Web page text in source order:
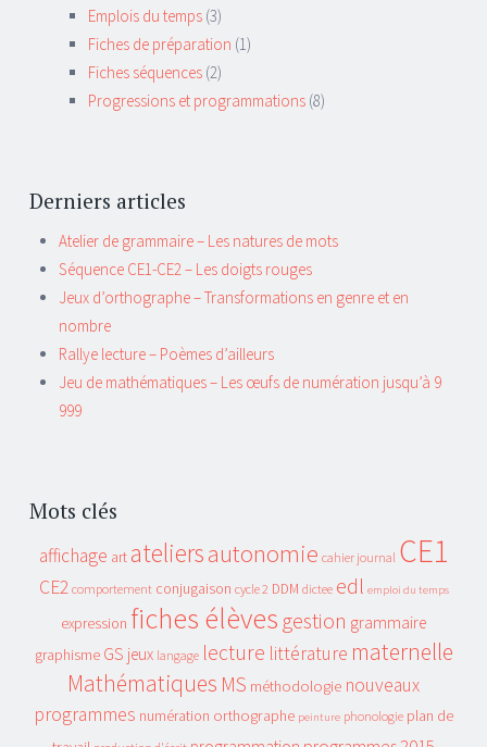
Emplois du temps (3)
Fiches de préparation (1)
Fiches séquences (2)
Progressions et programmations (8)
Derniers articles
Atelier de grammaire – Les natures de mots
Séquence CE1-CE2 – Les doigts rouges
Jeux d’orthographe – Transformations en genre et en
nombre
Rallye lecture – Poèmes d’ailleurs
Jeu de mathématiques – Les œufs de numération jusqu’à 9
999
Mots clés
affichage art ateliersautonomie cahier journal CE1
CE2 comportement conjugaison cycle 2 DDM dictee edl emploi du temps
expression fiches élèves gestion grammaire
graphisme GS jeux langage lecture littérature maternelle
Mathématiques MS méthodologie nouveaux
programmes numération orthographe peinture phonologie plan de